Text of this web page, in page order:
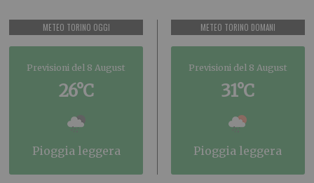
METEO TORINO OGGI
Previsioni del 8 August
26°C
pioggia leggera
METEO TORINO DOMANI
Previsioni del 8 August
31°C
pioggia leggera